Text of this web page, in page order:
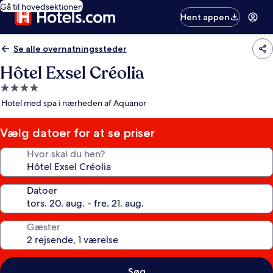
Gå til hovedsektionen
Hent appen
Se alle overnatningssteder
Hôtel Exsel Créolia
4.0-
stjernet
Hotel med spa i nærheden af Aquanor
Vælg datoer for at se priser
Hvor skal du hen?
Datoer
Gæster